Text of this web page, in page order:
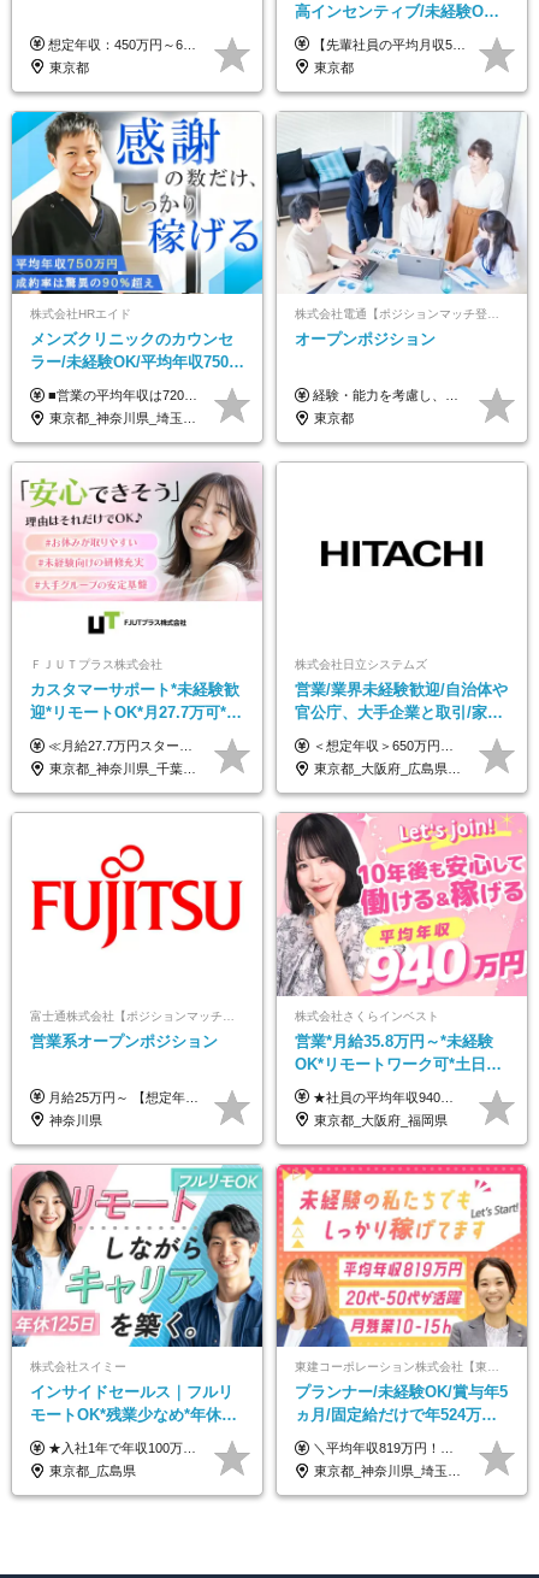
想定年収：450万円～650万円 ※経験・能力を考慮の上、規定により優遇いたします ※試用期間6ヵ月（その間の給与・待遇に変動はありません）
東京都
高インセンティブ/未経験OK/
残業なし/4,50代も活躍/ブラン
ク可/面接1回
【先輩社員の平均月収50万円】 月給30万円以上+インセンティブ+その他手当 ※経験・スキルを考慮の上で給与を決定します ※上記には5万円（月20時間分）のみなし残業代と一律手当（営業手当4万円、能力評価手当4万円）を含みます ※上記を超える残業代は別途全額支給します ※試用期間：3ヶ月あり（試用期間中の待遇に差異なし）
東京都
株式会社HRエイド
メンズクリニックのカウンセ
ラー/未経験OK/平均年収750万
円/4人に1人が年収1000万円超
え/成約率90％
■営業の平均年収は720万円！ ■4人に1人が年収1000万円超え 月給27万円～100万円+インセンティブ(平均月20～40万円程) ＜インセンティブ制度について＞ 当社では創業以来、頑張ったらその分稼げる環境づくりに注力。カウンセラー部署では、個人の成約金額・チームの成果・事業部の売上利益を掛け合わせる新しいインセンティブ制度を導入しました。あなたの頑張り次第で毎月高インセンティブが実現できる体制です！ ※上記金額には固定残業代（35,500円以上～・30時間分）が含まれます。時間超過分は追加支給します。 ※試用期間3か月あり。研修期間3か月中は、月給25万円～30万円になります。(固定残業代：35,500円～・23h分を含む) ※インセンティブの一部は、研修期間中から支給されます。その他待遇の差異はありません。
東京都_神奈川県_埼玉県_千葉県_大阪府_愛知県_北海道_宮城県_栃木県_群馬県_静岡県_兵庫県_京都府_岡山県_熊本県
オープンポジション
経験・能力を考慮し、当社規定により決定します。 ▼参考情報 ------------ 年収イメージ：500万～1500万
東京都
ＦＪＵＴプラス株式会社
カスタマーサポート*未経験歓
迎*リモートOK*月27.7万可*賞
与年2回*転勤なし*連休
OK/ZE010232
≪月給27.7万円スタートも可／賞与年2回≫ ■月給21万円～27.7万円＋各種手当＋賞与年2回 ※給与は勤務地に応じて変更します ※年齢や経験・スキルなどを考慮して決定します ※時間外手当は全額支給 ※上記は初年度の月給となります ※試用期間3ヶ月（その他待遇に差異はありません） 【固定残業代について】 なし（残業代は、実際の労働時間に応じて別途全額支給）
東京都_神奈川県_千葉県_大阪府_愛知県_北海道_長野県_石川県_広島県_福岡県
株式会社日立システムズ
営業/業界未経験歓迎/自治体や
官公庁、大手企業と取引/家
族・住宅手当あり/年間休日
127日/賞与年2回
＜想定年収＞650万円～800万円以上 ※リーダークラスで裁量労働制適用の場合 【リーダークラス】月給35万円以上～月給50万円以上＋賞与2回 ▼年収650万円 ／ 32歳 主任クラス ／月給350,000円＋賞与 ＜想定年収＞500万円～650万円以上 ※メンバークラスは残業代別途全額支給 【メンバークラス】月給23万4500円以上～月給35万円以上＋賞与2回 ▼年収560万円 ／ 28歳 ／月給278,500円＋賞与＋時間外手当 【各種手当が充実】 ◎通勤手当 ◎家族手当 ◎住宅手当（賃貸料の50％を支給◎当社規定あり）など ※経験・年齢を考慮の上、当社規定により優遇します。 ※試用期間3ヶ月(給与・条件面に変更ありません)
東京都_大阪府_広島県_岡山県
営業系オープンポジション
月給25万円～ 【想定年収】 400万円～1000万円（残業代及び諸手当込） ※ご経験、前年収、ご年齢に応じて決定します。
神奈川県
株式会社さくらインベスト
営業*月給35.8万円～*未経験
OK*リモートワーク可*土日祝
休み*年休123日以上*転職者全
員が収入UP
★社員の平均年収940万円（※2025年11月時点） ★転職者は全員収入アップを実現 ★入社半年で昇給した実績あり！ 【営業未経験】 月給35万8,000円～（固定残業代含む）＋インセンティブ ＋賞与年2回 【管理職候補】 月給40万円～100万円＋インセンティブ＋賞与年2回 ※固定残業代は、時間外労働の有無にかかわらず月25時間分（月5万8,000円～）を支給します。 ※上記を超える時間外労働分は、別途追加で支給します。 ＼月給額が高い理由について／ 当社が扱うのは、1件あたり100万円以上となる高単価な金融商品です。 そのため月給ベースも高く設定して社員に還元しています。 ＜試用期間中の給与＞※営業未経験の方 試用期間2カ月あり。 月給25万円＋営業手当5万円（資格取得後より日割り支給） ※残業代は別途全額支給します。 ※その他の待遇に差異はありません。 ★時短勤務も可能です ・7時間勤務：月給26万2,500円～＋インセンティブ＋賞与（年2回） ・6時間勤務：月給24万円～＋インセンティブ＋賞与（年2回） （時短勤務例）9:00-16:00、10:00-17:00など
東京都_大阪府_福岡県
株式会社スイミー
インサイドセールス｜フルリ
モートOK*残業少なめ*年休
125日*住宅手当あり*副業
OK*20代・30代が9割
★入社1年で年収100万円アップの実績も！ ★営業インセンティブあり ★全国から勤務OK！地方でも給与水準は東京と同じです！ ■月給23万円～40万円＋各種手当＋賞与年2回(業績・規定による) ┗初年度想定年収：320万円～700万円 ※標準的な月間インセンティブの獲得金額・住宅手当含む ※給与は経験・スキルなどを考慮のうえ決定します ※上記には、固定残業代（月19時間分／2万9,200円～5万1,000円）を含みます。 超過分は別途追加支給いたします 【試用期間について】 ・試用期間6ヶ月間あり ・期間中の住宅手当の支給はありません ・雇用形態は契約社員になります。その他の待遇に変更はありません
東京都_広島県
プランナー/未経験OK/賞与年5
ヵ月/固定給だけで年524万円
可能/二人に一人が年収700万
円/休めて稼げる
＼平均年収819万円！社員の最大年収3,131万円／ ＼2人に1人が年収700万円以上／ ＼5人に1人が年収1,000万円以上！／ 固定給だけで、年収524万円も可能！ インセンティブだけでなく固定給でもしっかり稼げる仕組みです！ 【入社初年度】 年収400万～550万円＋インセンティブ →月給26万3,000円～29万5,600円＋賞与年2回（基本給×約5ヵ月分※前年度実績）＋インセンティブ＋各種手当 【インセンティブ】 1物件着工で目安80万～200万円 ※建物の契約金額実績によります 【各種手当】 ・都市手当…月1万円～3万円（首都圏・東海圏・関西圏で弊社指定の事業所に勤務する方が対象） ・家族手当…配偶者：月1万円、子供1名につき：月5千円 ・資格手当…FP資格1級：月1万円、2級：月5千円、3級：月3千円 ・役職手当…昇進欄に詳細記載（主任補：月5千円→主任：月1万円…） 【その他】 ※上記月給には、固定残業代【47時間分（7万3,800円以上）】が含まれます ※月平均残業時間は14時間と少なめです（2023年度） ※固定残業代の時間数を超える時間外労働は追加で支給 但し、時間数を超える時間外労働が発生する場合もあります（特別条項付き協定締結済）
東京都_神奈川県_埼玉県_千葉県_大阪府_愛知県_宮城県_茨城県_栃木県_群馬県_静岡県_兵庫県_京都府_福岡県